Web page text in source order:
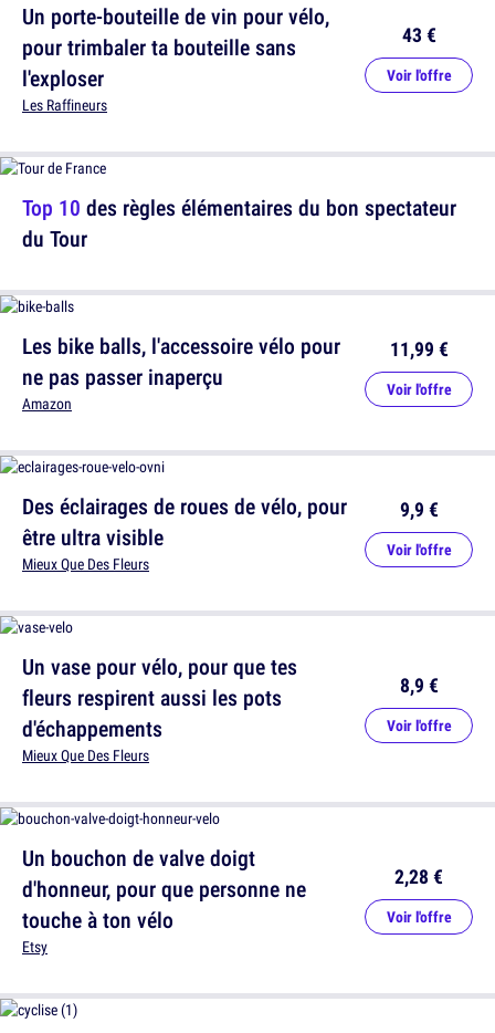
Un porte-bouteille de vin pour vélo,
pour trimbaler ta bouteille sans
l'exploser
Les Raffineurs
43 €
Voir l'offre
Les bike balls, l'accessoire vélo pour
ne pas passer inaperçu
Amazon
11,99 €
Voir l'offre
Un vase pour vélo, pour que tes
fleurs respirent aussi les pots
d'échappements
Mieux Que Des Fleurs
8,9 €
Voir l'offre
Top 10 des règles élémentaires du bon spectateur
du Tour
Des éclairages de roues de vélo, pour
être ultra visible
Mieux Que Des Fleurs
9,9 €
Voir l'offre
Un bouchon de valve doigt
d'honneur, pour que personne ne
touche à ton vélo
Etsy
2,28 €
Voir l'offre